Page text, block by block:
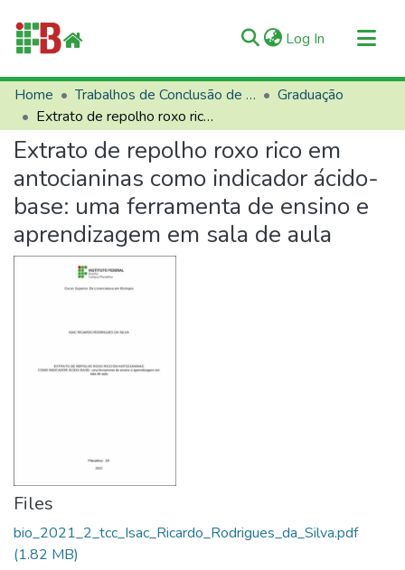
Log In (current)
Communities & Collections
All of RIIFB
Manuals and Terms
Statistics
About RIIFB
Help
Home Trabalhos de Conclusão de Curso (TCCs)
Graduação
Extrato de repolho roxo rico em antocianinas como indicador ácido-base: uma ferramenta de ensino e aprendizagem em sala de aula
Extrato de repolho roxo rico em
antocianinas como indicador ácido-
base: uma ferramenta de ensino e
aprendizagem em sala de aula
Files
bio_2021_2_tcc_Isac_Ricardo_Rodrigues_da_Silva.pdf
(1.82 MB)